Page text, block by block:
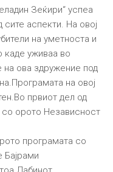
Зеќири“ успеа
сите аспекти. На овој
на уметноста и
каде уживаа во
на ова здружение под
на овој
првиот дел од
со орото Независност
програмата со
Бајрами